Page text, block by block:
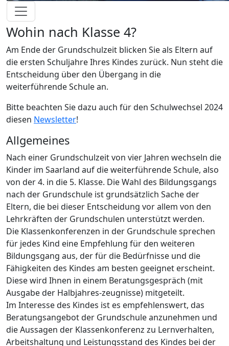
Wohin nach Klasse 4?
Am Ende der Grundschulzeit blicken Sie als Eltern auf
die ersten Schuljahre Ihres Kindes zurück. Nun steht die
Entscheidung über den Übergang in die
weiterführende Schule an.
Bitte beachten Sie dazu auch für den Schulwechsel 2024
diesen Newsletter!
Allgemeines
Nach einer Grundschulzeit von vier Jahren wechseln die
Kinder im Saarland auf die weiterführende Schule, also
von der 4. in die 5. Klasse. Die Wahl des Bildungsgangs
nach der Grundschule ist grundsätzlich Sache der
Eltern, die bei dieser Entscheidung vor allem von den
Lehrkräften der Grundschulen unterstützt werden.
Die Klassenkonferenzen in der Grundschule sprechen
für jedes Kind eine Empfehlung für den weiteren
Bildungsgang aus, der für die Bedürfnisse und die
Fähigkeiten des Kindes am besten geeignet erscheint.
Diese wird Ihnen in einem Beratungsgespräch (mit
Ausgabe der Halbjahres-zeugnisse) mitgeteilt.
Im Interesse des Kindes ist es empfehlenswert, das
Beratungsangebot der Grundschule anzunehmen und
die Aussagen der Klassenkonferenz zu Lernverhalten,
Arbeitshaltung und Leistungsstand des Kindes bei der